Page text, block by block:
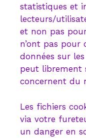
statistiques et
lecteurs/
et non pas
n’ont pas pour
données sur
peut librement
concernent du
Les fichiers
via votre
un danger en